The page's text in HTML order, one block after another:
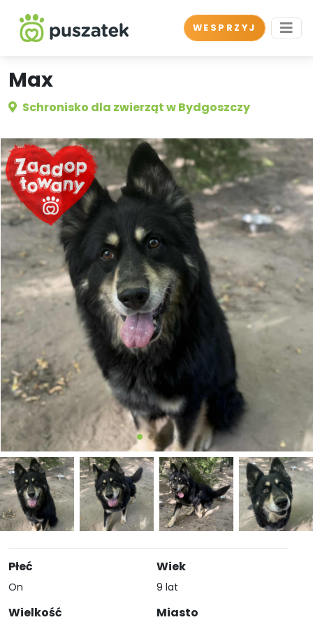
WESPRZYJ
Max
Schronisko dla zwierząt w Bydgoszczy
Płeć
On
Wielkość
Wiek
9 lat
Miasto